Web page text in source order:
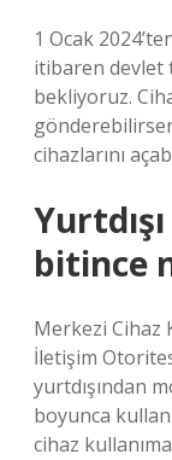
1 Ocak
itibaren devlet
bekliyoruz.
cihazlarını
bitince
Merkezi Cihaz
İletişim
yurtdışından
boyunca
cihaz